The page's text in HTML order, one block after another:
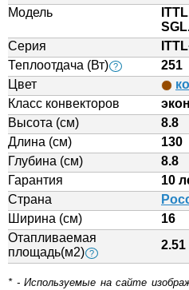
Модель
Серия
Теплоотдача (Вт) ?
251
Цвет
Класс конвекторов
Высота (см)
8.8
Длина (см)
130
Глубина (см)
8.8
Гарантия
10
Страна
Ширина (см)
16
Отапливаемая
площадь(м2) ?
2.51
* - Используемые на сайте